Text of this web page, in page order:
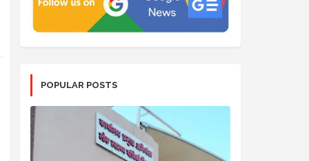
POPULAR POSTS